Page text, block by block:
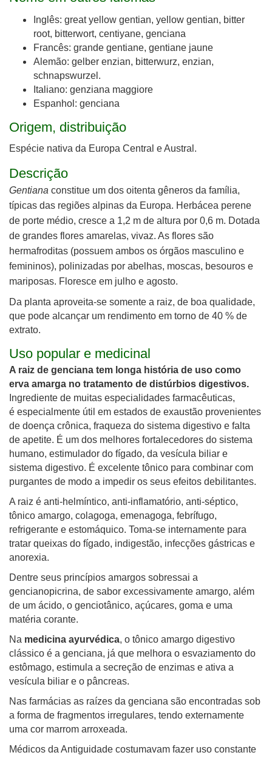
Inglês: great yellow gentian, yellow gentian, bitter
root, bitterwort, centiyane, genciana
Francês: grande gentiane, gentiane jaune
Alemão: gelber enzian, bitterwurz, enzian,
schnapswurzel.
Italiano: genziana maggiore
Espanhol: genciana​
Origem, distribuição
Espécie nativa da Europa Central e Austral.
Descrição
Gentiana constitue um dos oitenta gêneros da família,
típicas das regiões alpinas da Europa. Herbácea perene
de porte médio, cresce a 1,2 m de altura por 0,6 m. Dotada
de grandes flores amarelas, vivaz. As flores são
hermafroditas (possuem ambos os órgãos masculino e
femininos), polinizadas por abelhas, moscas, besouros e
mariposas. Floresce em julho e agosto.
Da planta aproveita-se somente a raiz, de boa qualidade,
que pode alcançar um rendimento em torno de 40 % de
extrato.
Uso popular e medicinal
A raiz de genciana tem longa história de uso como
erva amarga no tratamento de distúrbios digestivos.
Ingrediente de muitas especialidades farmacêuticas,
é especialmente útil em estados de exaustão provenientes
de doença crônica, fraqueza do sistema digestivo e falta
de apetite. É um dos melhores fortalecedores do sistema
humano, estimulador do fígado, da vesícula biliar e
sistema digestivo. É excelente tônico para combinar com
purgantes de modo a impedir os seus efeitos debilitantes.
A raiz é anti-helmíntico, anti-inflamatório, anti-séptico,
tônico amargo, colagoga, emenagoga, febrífugo,
refrigerante e estomáquico. Toma-se internamente para
tratar queixas do fígado, indigestão, infecções gástricas e
anorexia.
Dentre seus princípios amargos sobressai a
gencianopicrina, de sabor excessivamente amargo, além
de um ácido, o genciotânico, açúcares, goma e uma
matéria corante.
Na medicina ayurvédica, o tônico amargo digestivo
clássico é a genciana, já que melhora o esvaziamento do
estômago, estimula a secreção de enzimas e ativa a
vesícula biliar e o pâncreas.
Nas farmácias as raízes da genciana são encontradas sob
a forma de fragmentos irregulares, tendo externamente
uma cor marrom arroxeada.
Médicos da Antiguidade costumavam fazer uso constante